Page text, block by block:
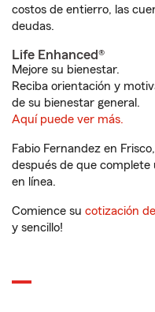
costos de entierro, las
deudas.
Life Enhanced®
Mejore su bienestar.
Reciba orientación y
de su bienestar general.
Aquí puede ver más.
Fabio Fernandez en
después de que complete
en línea.
Comience su cotización
y sencillo!